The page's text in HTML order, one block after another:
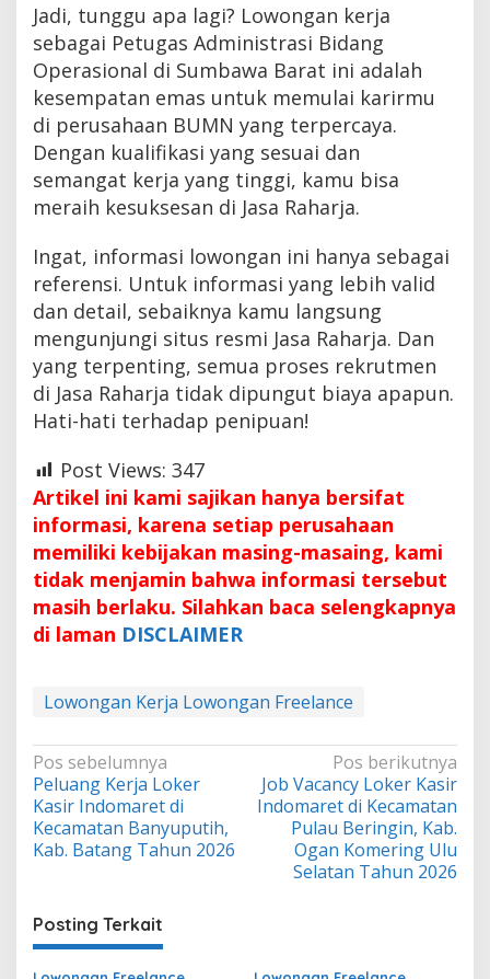
Jadi, tunggu apa lagi? Lowongan kerja
sebagai Petugas Administrasi Bidang
Operasional di Sumbawa Barat ini adalah
kesempatan emas untuk memulai karirmu
di perusahaan BUMN yang terpercaya.
Dengan kualifikasi yang sesuai dan
semangat kerja yang tinggi, kamu bisa
meraih kesuksesan di Jasa Raharja.
Ingat, informasi lowongan ini hanya sebagai
referensi. Untuk informasi yang lebih valid
dan detail, sebaiknya kamu langsung
mengunjungi situs resmi Jasa Raharja. Dan
yang terpenting, semua proses rekrutmen
di Jasa Raharja tidak dipungut biaya apapun.
Hati-hati terhadap penipuan!
Post Views: 347
Artikel ini kami sajikan hanya bersifat
informasi, karena setiap perusahaan
memiliki kebijakan masing-masaing, kami
tidak menjamin bahwa informasi tersebut
masih berlaku. Silahkan baca selengkapnya
di laman DISCLAIMER
Lowongan Kerja Lowongan Freelance
Navigasi
pos
Pos sebelumnya
Peluang Kerja Loker
Kasir Indomaret di
Kecamatan Banyuputih,
Kab. Batang Tahun 2026
Pos berikutnya
Job Vacancy Loker Kasir
Indomaret di Kecamatan
Pulau Beringin, Kab.
Ogan Komering Ulu
Selatan Tahun 2026
Posting Terkait